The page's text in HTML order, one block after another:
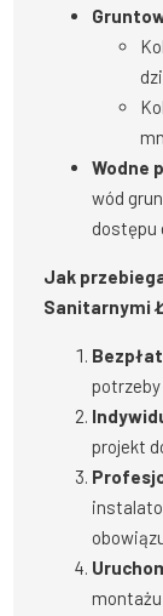
Wodne
wód
dostępu
Jak
Sanitarnymi
projekt